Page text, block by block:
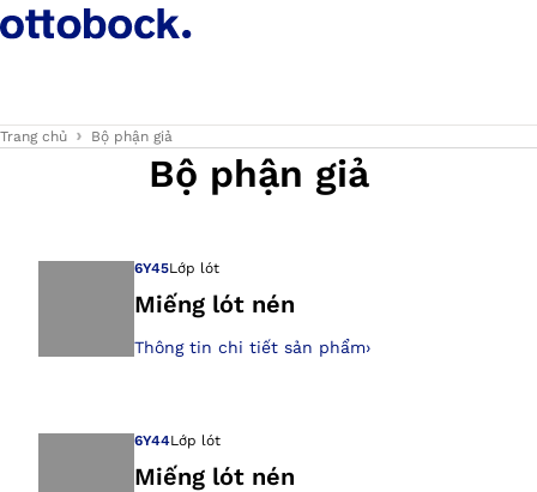
Trang chủ Bộ phận giả
Bộ phận giả
6Y45Lớp lót
Miếng lót nén
Thông tin chi tiết sản phẩm›
6Y44Lớp lót
Miếng lót nén